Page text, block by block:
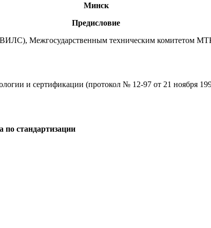
Минск
Предисловие
Межгосударственным техническим комитетом
и сертификации (протокол № 12-97 от 21 ноября
по стандартизации